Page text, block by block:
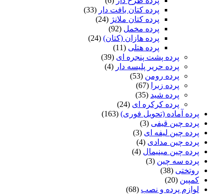
پرده کتان بافت دار
پرده کتان ملانژ (24)
پرده مخمل (92)
پرده هازان (کتان) (24)
پرده هتلی (11)
پرده پشت پنجره ای (39)
پرده حریر پلیسه دار
پرده رومن (53)
پرده زبرا
پرده شید (35)
پرده کرکره ای (24)
پرده آماده (تحویل فوری) (163)
پرده چین قیفی (3)
پرده چین لیفه ای (3)
پرده چین مدادی (4)
پرده چین مینیمال (4)
پرده سه چین (3)
روتختی (38)
کمپین (20)
لوازم پرده و نصب (68)